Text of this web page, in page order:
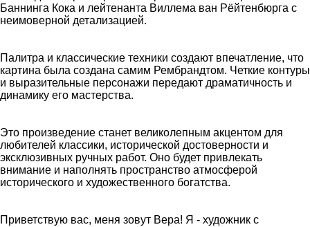
Баннинга Кока и лейтенанта Виллема ван Рёйтенбюрга с
неимоверной детализацией.
Палитра и классические техники создают впечатление, что
картина была создана самим Рембрандтом. Четкие контуры
и выразительные персонажи передают драматичность и
динамику его мастерства.
Это произведение станет великолепным акцентом для
любителей классики, исторической достоверности и
эксклюзивных ручных работ. Оно будет привлекать
внимание и наполнять пространство атмосферой
исторического и художественного богатства.
Приветствую вас, меня зовут Вера! Я - художник с